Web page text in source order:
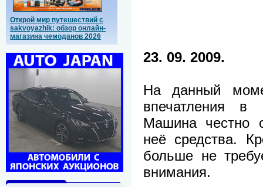
Открой мир путешествий с
sakvoyazhik: обзор онлайн-
магазина чемоданов 2026
23. 09. 2009.
На данный
впечатления в
Машина честно
неё средства.
больше не
внимания.